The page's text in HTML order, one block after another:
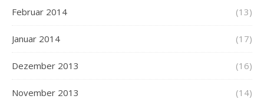
Februar 2014 (13)
Januar 2014 (17)
Dezember 2013 (16)
November 2013 (14)